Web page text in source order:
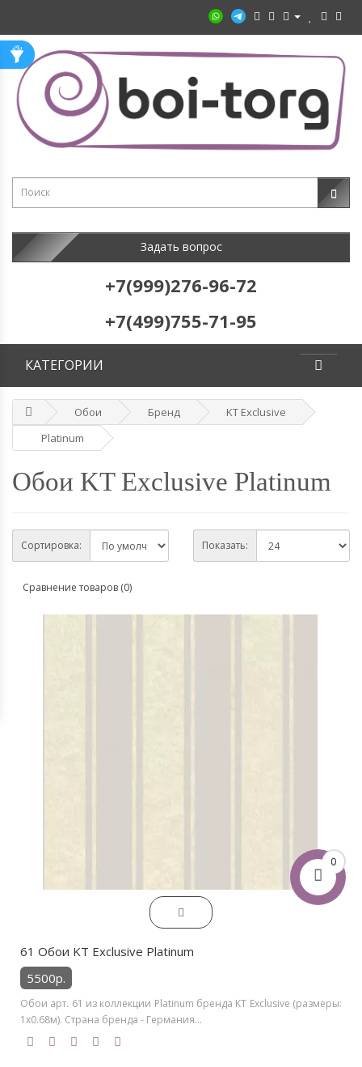
0
Задать вопрос
+7(999)276-96-72
+7(499)755-71-95
КАТЕГОРИИ
Обои Бренд
KT Exclusive
Platinum
Обои KT Exclusive Platinum
Сортировка: Показать:
Сравнение товаров (0)
61 Обои KT Exclusive Platinum
5500р.
Обои арт. 61 из коллекции Platinum бренда KT Exclusive (размеры:
1х0.68м). Страна бренда - Германия...